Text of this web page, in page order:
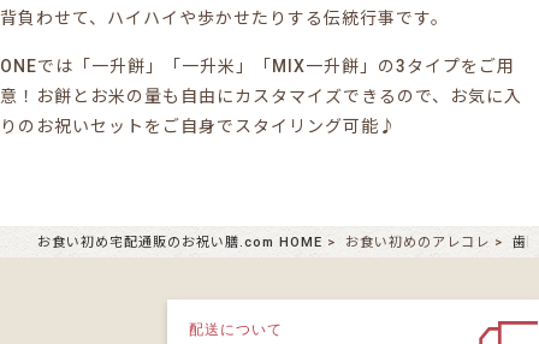
背負わせて、ハイハイや歩かせたりする伝統行事です。
ONEでは「一升餅」「一升米」「MIX一升餅」の3タイプをご用
意！お餅とお米の量も自由にカスタマイズできるので、お気に入
りのお祝いセットをご自身でスタイリング可能♪
お食い初め宅配通販のお祝い膳.com HOME お食い初めのアレコレ 歯
配送について